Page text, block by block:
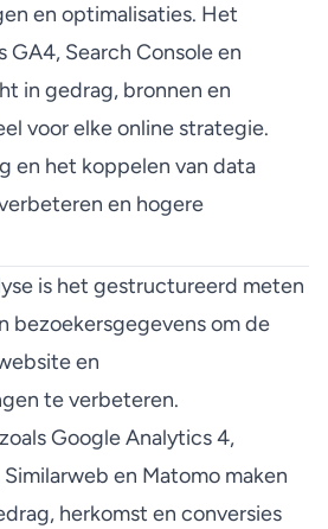
en optimalisaties. Het
GA4, Search Console en
in gedrag, bronnen en
voor elke online strategie.
en het koppelen van data
en hogere
is het gestructureerd meten
bezoekersgegevens om de
en
te verbeteren.
Google Analytics 4,
en Matomo maken
herkomst en conversies